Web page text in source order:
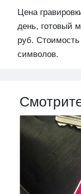
Цена
день, готовый
руб. Стоимость
символов.